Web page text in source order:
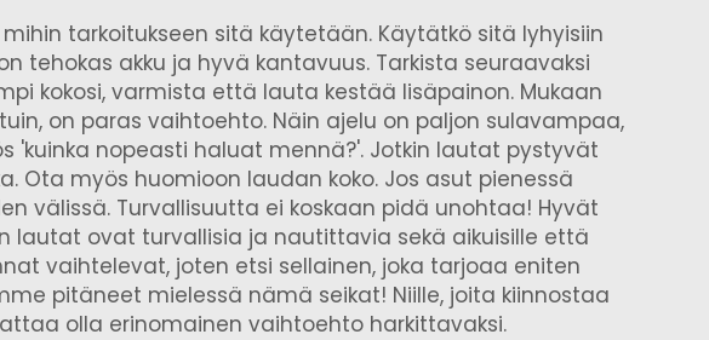
tarkoitukseen sitä käytetään. Käytätkö sitä lyhyisiin
tehokas akku ja hyvä kantavuus. Tarkista seuraavaksi
kokosi, varmista että lauta kestää lisäpainon. Mukaan
on paras vaihtoehto. Näin ajelu on paljon sulavampaa,
'kuinka nopeasti haluat mennä?'. Jotkin lautat pystyvät
myös huomioon laudan koko. Jos asut pienessä
välissä. Turvallisuutta ei koskaan pidä unohtaa! Hyvät
lautat ovat turvallisia ja nautittavia sekä aikuisille että
vaihtelevat, joten etsi sellainen, joka tarjoaa eniten
pitäneet mielessä nämä seikat! Niille, joita kiinnostaa
olla erinomainen vaihtoehto harkittavaksi.